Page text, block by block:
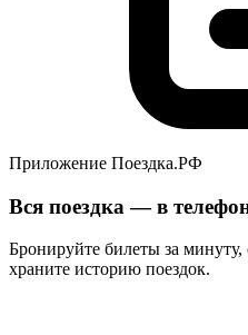
Приложение Поездка.РФ
Вся поездка — в
Бронируйте билеты за минуту,
храните историю поездок.